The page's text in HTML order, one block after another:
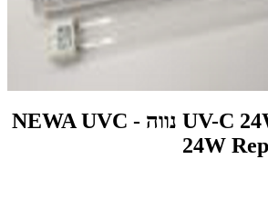
נורה להחלפה UV-C 24W נווה - NEWA UVC
24W